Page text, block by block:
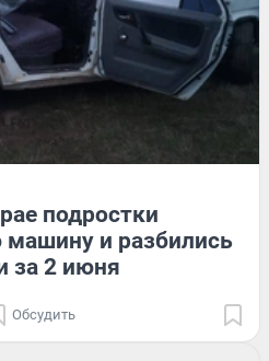
подростки
машину и разбились
за 2 июня
Обсудить